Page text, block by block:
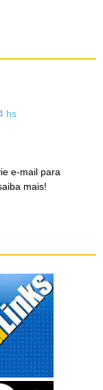
hs
e-mail para
mais!